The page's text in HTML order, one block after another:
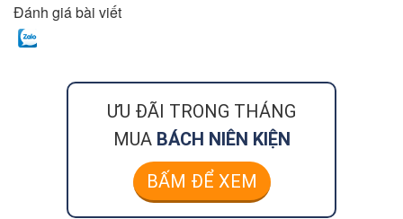
Đánh giá bài viết
ƯU ĐÃI TRONG THÁNG
MUA BÁCH NIÊN KIỆN
BẤM ĐỂ XEM